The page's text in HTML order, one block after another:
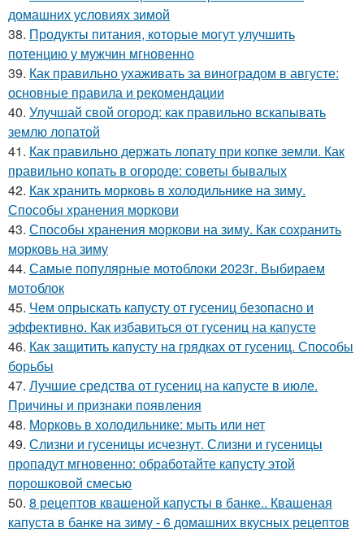
домашних условиях зимой
38. Продукты питания, которые могут улучшить
потенцию у мужчин мгновенно
39. Как правильно ухаживать за виноградом в августе:
основные правила и рекомендации
40. Улучшай свой огород: как правильно вскапывать
землю лопатой
41. Как правильно держать лопату при копке земли. Как
правильно копать в огороде: советы бывалых
42. Как хранить морковь в холодильнике на зиму.
Способы хранения моркови
43. Способы хранения моркови на зиму. Как сохранить
морковь на зиму
44. Самые популярные мотоблоки 2023г. Выбираем
мотоблок
45. Чем опрыскать капусту от гусениц безопасно и
эффективно. Как избавиться от гусениц на капусте
46. Как защитить капусту на грядках от гусениц. Способы
борьбы
47. Лучшие средства от гусениц на капусте в июле.
Причины и признаки появления
48. Морковь в холодильнике: мыть или нет
49. Слизни и гусеницы исчезнут. Слизни и гусеницы
пропадут мгновенно: обработайте капусту этой
порошковой смесью
50. 8 рецептов квашеной капусты в банке.. Квашеная
капуста в банке на зиму - 6 домашних вкусных рецептов